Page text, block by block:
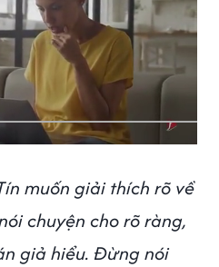
muốn giải thích rõ về
chuyện cho rõ ràng,
giả hiểu. Đừng nói